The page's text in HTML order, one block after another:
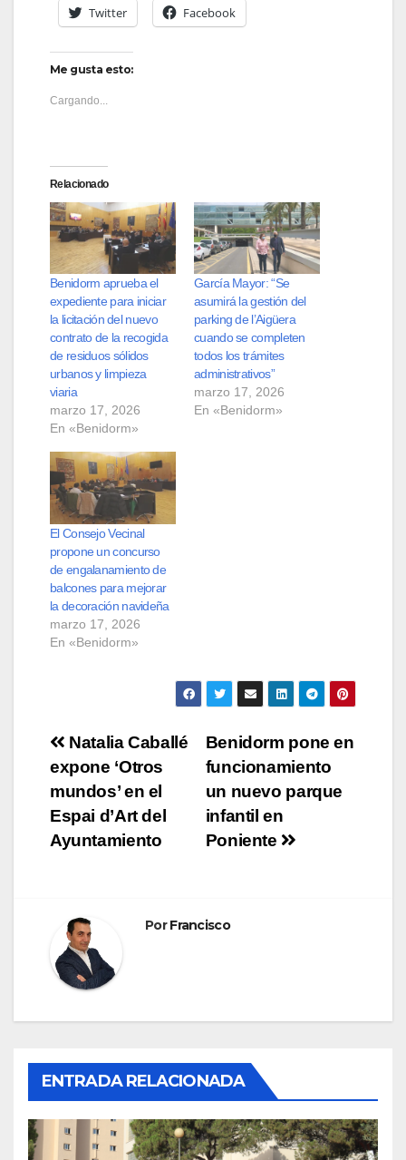
Twitter Facebook
Me gusta esto:
Cargando...
Relacionado
Benidorm aprueba el
expediente para iniciar
la licitación del nuevo
contrato de la recogida
de residuos sólidos
urbanos y limpieza
viaria
marzo 17, 2026
En «Benidorm»
García Mayor: “Se
asumirá la gestión del
parking de l’Aigüera
cuando se completen
todos los trámites
administrativos”
marzo 17, 2026
En «Benidorm»
El Consejo Vecinal
propone un concurso
de engalanamiento de
balcones para mejorar
la decoración navideña
marzo 17, 2026
En «Benidorm»
Navegación
de
entradas
Benidorm pone en
funcionamiento
un nuevo parque
infantil en
Poniente
Natalia Caballé
expone ‘Otros
mundos’ en el
Espai d’Art del
Ayuntamiento
PorFrancisco
ENTRADA RELACIONADA